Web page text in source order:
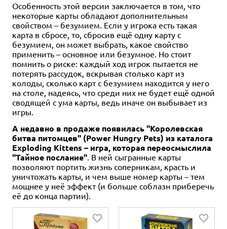
Особенность этой версии заключается в том, что
некоторые карты обладают дополнительным
свойством – безумием. Если у игрока есть такая
карта в сбросе, то, сбросив ещё одну карту с
безумием, он может выбрать, какое свойство
применить – основное или безумное. Но стоит
помнить о риске: каждый ход игрок пытается не
потерять рассудок, вскрывая столько карт из
колоды, сколько карт с безумием находится у него
на столе, надеясь, что среди них не будет ещё одной
сводящей с ума карты, ведь иначе он выбывает из
игры.
А недавно в продаже появилась "Королевская
битва питомцев" (Power Hungry Pets) из каталога
Exploding Kittens – игра, которая переосмыслила
"Тайное послание". В ней сыгранные карты
позволяют портить жизнь соперникам, красть и
уничтожать карты, и чем выше номер карты – тем
мощнее у неё эффект (и больше соблазн приберечь
её до конца партии).